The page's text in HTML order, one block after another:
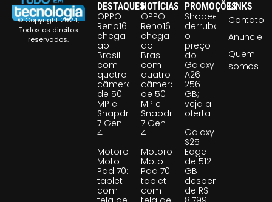
© Copyright 2024,
Todos os direitos
reservados.
DESTAQUES
OPPO
Reno16
chega
ao
Brasil
com
quatro
câmeras
de 50
MP e
Snapdragon
7 Gen
4
Motorola
Moto
Pad 70:
tablet
com
NOTÍCIAS
OPPO
Reno16
chega
ao
Brasil
com
quatro
câmeras
de 50
MP e
Snapdragon
7 Gen
4
Motorola
Moto
Pad 70:
tablet
com
PROMOÇÕES
Shopee
derruba
o
preço
do
Galaxy
A26
256
GB;
veja a
oferta
Galaxy
S25
Edge
de 512
GB
despenca
de R$
LINKS
Contato
Anuncie
Quem
somos